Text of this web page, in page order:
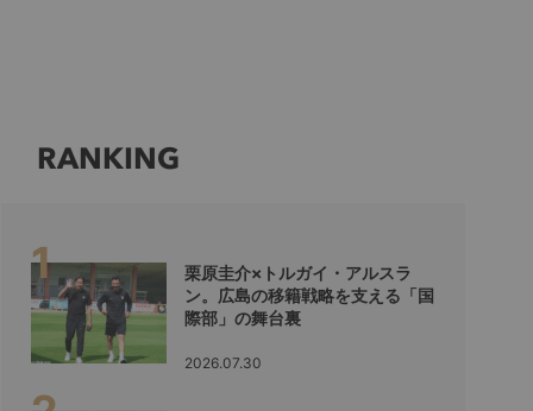
RANKING
栗原圭介×トルガイ・アルスラ
ン。広島の移籍戦略を支える「国
際部」の舞台裏
2026.07.30